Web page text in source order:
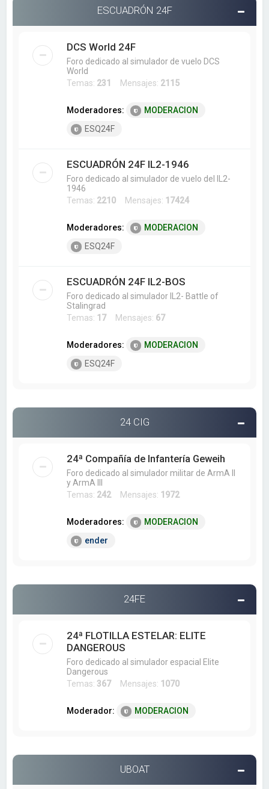
ESCUADRÓN 24F
DCS World 24F
Foro dedicado al simulador de vuelo DCS
World
Temas: 231 Mensajes: 2115
Moderadores:
MODERACION
ESQ24F
ESCUADRÓN 24F IL2-1946
Foro dedicado al simulador de vuelo del IL2-
1946
Temas: 2210 Mensajes: 17424
Moderadores:
MODERACION
ESQ24F
ESCUADRÓN 24F IL2-BOS
Foro dedicado al simulador IL2- Battle of
Stalingrad
Temas: 17Mensajes: 67
Moderadores:
MODERACION
ESQ24F
24 CIG
24ª Compañía de Infantería Geweih
Foro dedicado al simulador militar de ArmA II
y ArmA III
Temas: 242Mensajes: 1972
Moderadores:
MODERACION
ender
24FE
24ª FLOTILLA ESTELAR: ELITE
DANGEROUS
Foro dedicado al simulador espacial Elite
Dangerous
Temas: 367Mensajes: 1070
Moderador: MODERACION
UBOAT